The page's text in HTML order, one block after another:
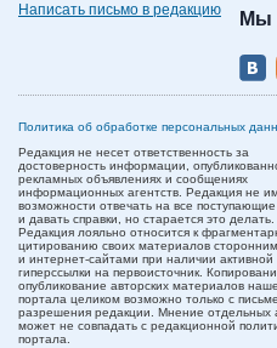
Написать письмо в редакцию
Мы
Политика об обработке персональных
Редакция не несет ответственность за
достоверность информации,
рекламных объявлениях и сообщениях
информационных агентств. Редакция не
возможности отвечать на все
и давать справки, но старается это делать.
Редакция лояльно относится к
цитированию своих материалов
и интернет-сайтами при наличии активной
гиперссылки на первоисточник.
опубликование авторских материалов
портала целиком возможно только с
разрешения редакции. Мнение отдельных
может не совпадать с редакционной
портала.